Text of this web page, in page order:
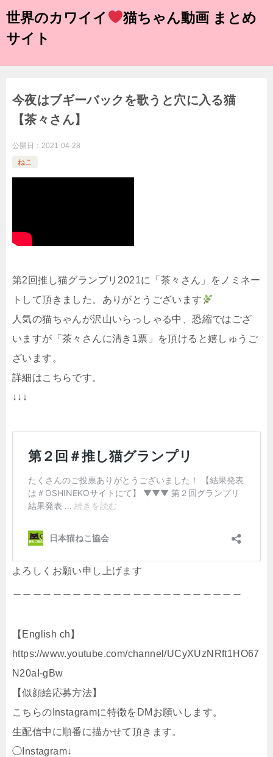
世界のカワイイ
猫ちゃん動画 まとめ
サイト
今夜はブギーバックを歌うと穴に入る猫
【茶々さん】
公開日： 2021-04-28
ねこ
第2回推し猫グランプリ2021に「茶々さん」をノミネー
トして頂きました。ありがとうございます
人気の猫ちゃんが沢山いらっしゃる中、恐縮ではござ
いますが「茶々さんに清き1票」を頂けると嬉しゅうご
ざいます。
詳細はこちらです。
↓↓↓
よろしくお願い申し上げます
【English ch】
https://www.youtube.com/channel/UCyXUzNRft1HO67
N20aI-gBw
【似顔絵応募方法】
こちらのInstagramに特徴をDMお願いします。
生配信中に順番に描かせて頂きます。
◯Instagram↓